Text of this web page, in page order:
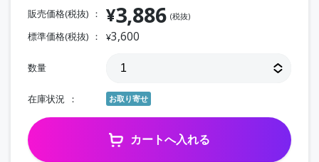
販売価格(税抜) ¥3,886 (税抜)
標準価格(税抜) ¥3,600
数量
在庫状況 お取り寄せ
カートへ入れる